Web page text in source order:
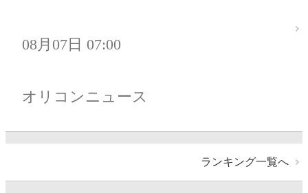
08月07日 07:00
オリコンニュース
ランキング一覧へ